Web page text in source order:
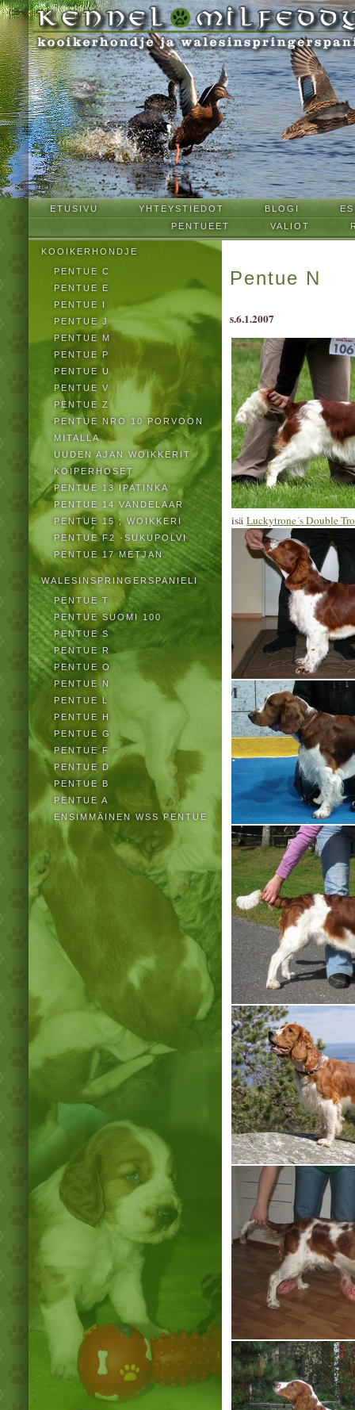
ETUSIVU YHTEYSTIEDOT BLOGI
PENTUEET
VALIOT
KOOIKERHONDJE
PENTUE C
PENTUE E
PENTUE I
PENTUE J
PENTUE M
PENTUE P
PENTUE U
PENTUE V
PENTUE Z
PENTUE NRO 10 PORVOON
MITALLA
UUDEN AJAN WOIKKERIT
KOIPERHOSET
PENTUE 13 IPATINKA
PENTUE 14 VANDELAAR
PENTUE 15 ; WOIKKERI
PENTUE F2 -SUKUPOLVI
PENTUE 17 METJAN
WALESINSPRINGERSPANIELI
PENTUE T
PENTUE SUOMI 100
PENTUE S
PENTUE R
PENTUE O
PENTUE N
PENTUE L
PENTUE H
PENTUE G
PENTUE F
PENTUE D
PENTUE B
PENTUE A
ENSIMMÄINEN WSS PENTUE
Pentue N
s.6.1.2007
isä Luckytrone´s Double